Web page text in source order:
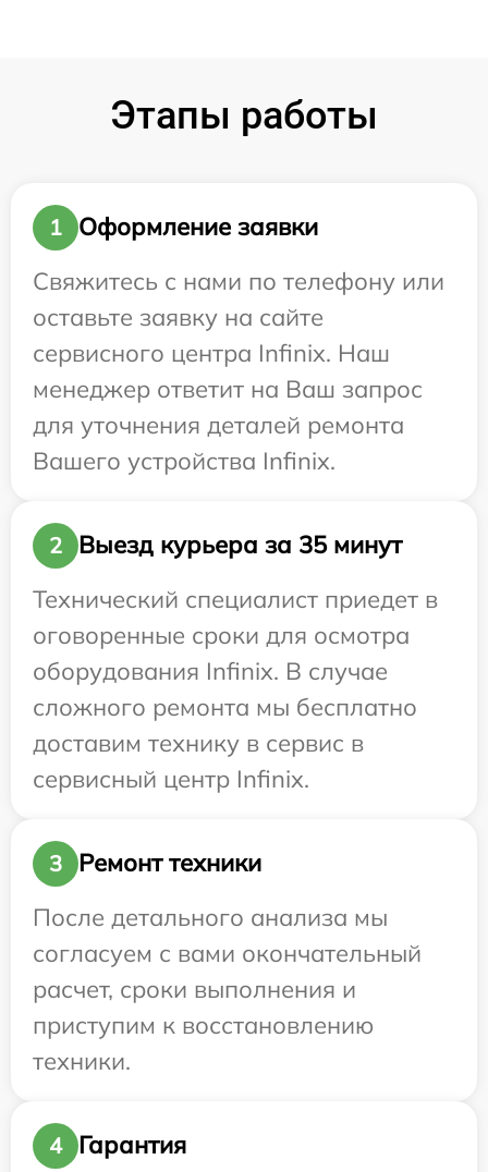
Этапы работы
1
Оформление заявки
Свяжитесь с нами по телефону или
оставьте заявку на сайте
сервисного центра Infinix. Наш
менеджер ответит на Ваш запрос
для уточнения деталей ремонта
Вашего устройства Infinix.
2
Выезд курьера за 35 минут
Технический специалист приедет в
оговоренные сроки для осмотра
оборудования Infinix. В случае
сложного ремонта мы бесплатно
доставим технику в сервис в
сервисный центр Infinix.
3
Ремонт техники
После детального анализа мы
согласуем с вами окончательный
расчет, сроки выполнения и
приступим к восстановлению
техники.
4 Гарантия